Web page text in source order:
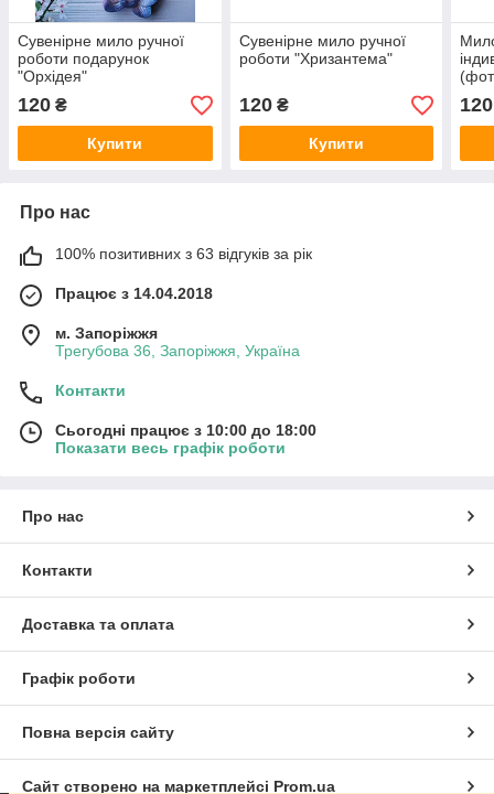
Сувенірне мило ручної
роботи подарунок
"Орхідея"
120 ₴
Купити
Сувенірне мило ручної
роботи "Хризантема"
120₴
Купити
120
Про нас
100% позитивних з 63 відгуків за рік
Працює з 14.04.2018
м. Запоріжжя
Трегубова 36, Запоріжжя, Україна
Контакти
Сьогодні працює з 10:00 до 18:00
Показати весь графік роботи
Про нас
Контакти
Доставка та оплата
Графік роботи
Повна версія сайту
Сайт створено на маркетплейсі Prom.ua